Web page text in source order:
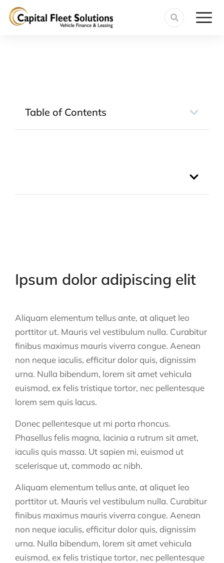
Table of Contents
Ipsum dolor adipiscing elit
Aliquam elementum tellus ante, at aliquet leo
porttitor ut. Mauris vel vestibulum nulla. Curabitur
finibus maximus mauris viverra congue. Aenean
non neque iaculis, efficitur dolor quis, dignissim
urna. Nulla bibendum, lorem sit amet vehicula
euismod, ex felis tristique tortor, nec pellentesque
lorem sem quis lacus.
Donec pellentesque ut mi porta rhoncus.
Phasellus felis magna, lacinia a rutrum sit amet,
iaculis quis massa. Ut sapien mi, euismod ut
scelerisque ut, commodo ac nibh.
Aliquam elementum tellus ante, at aliquet leo
porttitor ut. Mauris vel vestibulum nulla. Curabitur
finibus maximus mauris viverra congue. Aenean
non neque iaculis, efficitur dolor quis, dignissim
urna. Nulla bibendum, lorem sit amet vehicula
euismod, ex felis tristique tortor, nec pellentesque